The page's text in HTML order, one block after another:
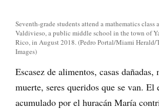
Seventh-grade students attend a mathematics class
Valdivieso, a public middle school in the town of
Rico, in August 2018. (Pedro Portal/Miami Herald/
Images)
Escasez de alimentos, casas dañadas,
muerte, seres queridos que se van. El
acumulado por el huracán María